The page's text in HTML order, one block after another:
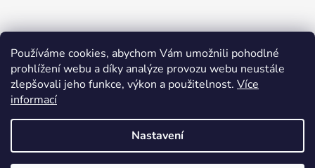
Používáme cookies, abychom Vám umožnili pohodlné
prohlížení webu a díky analýze provozu webu neustále
zlepšovali jeho funkce, výkon a použitelnost. Více
informací
Nastavení
Platba: